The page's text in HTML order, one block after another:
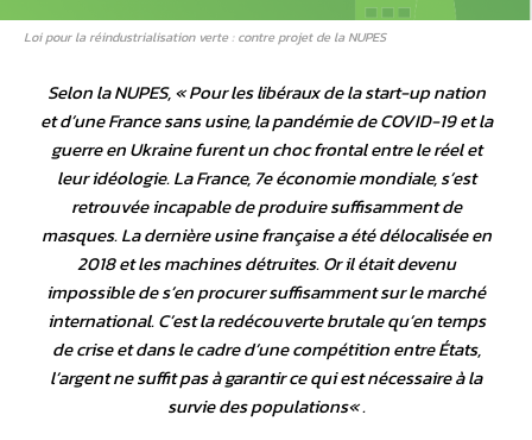
Loi pour la réindustrialisation verte : contre projet de la NUPES
Selon la NUPES, «Pour les libéraux de la start-up nation
et d’une France sans usine, la pandémie de COVID-19 et la
guerre en Ukraine furent un choc frontal entre le réel et
leur idéologie. La France, 7e économie mondiale, s’est
retrouvée incapable de produire suffisamment de
masques. La dernière usine française a été délocalisée en
2018 et les machines détruites. Or il était devenu
impossible de s’en procurer suffisamment sur le marché
international. C’est la redécouverte brutale qu’en temps
de crise et dans le cadre d’une compétition entre États,
l’argent ne suffit pas à garantir ce qui est nécessaire à la
survie des populations« .